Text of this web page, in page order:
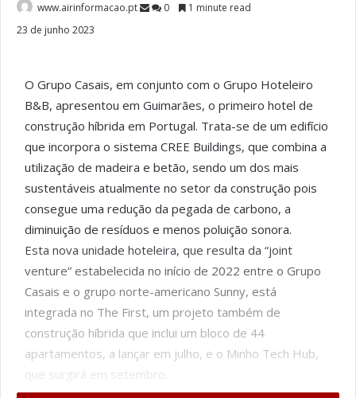
www.airinformacao.pt 0
1 minute read
23 de junho 2023
O Grupo Casais, em conjunto com o Grupo Hoteleiro
B&B, apresentou em Guimarães, o primeiro hotel de
construção híbrida em Portugal. Trata-se de um edifício
que incorpora o sistema CREE Buildings, que combina a
utilização de madeira e betão, sendo um dos mais
sustentáveis atualmente no setor da construção pois
consegue uma redução da pegada de carbono, a
diminuição de resíduos e menos poluição sonora.
Esta nova unidade hoteleira, que resulta da “joint
venture” estabelecida no início de 2022 entre o Grupo
Casais e o grupo norte-americano Sunny, está
integrada no The First, um projeto também de
construção híbrida que inclui um bloco de 44
apartamentos, a lançar em julho, e o Minho Tech Hub,
que surgirá em setembro.
O B&B Guimarães é o hotel número 700 da marca e